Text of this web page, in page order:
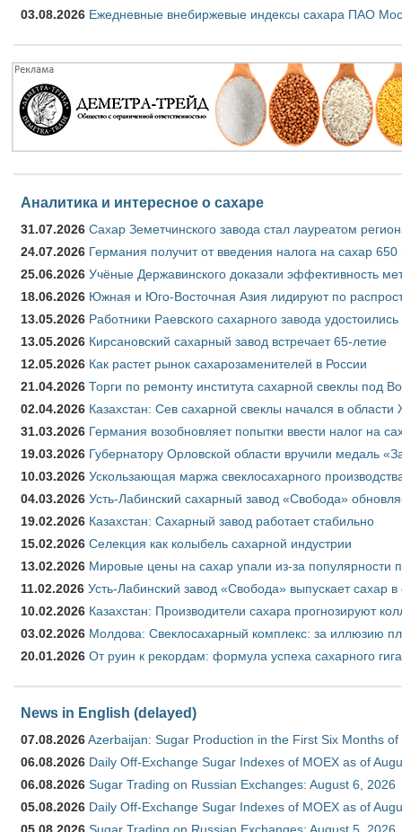
03.08.2026 Ежедневные внебиржевые индексы сахара ПАО
Аналитика и интересное о сахаре
31.07.2026 Сахар Земетчинского завода стал лауреатом
24.07.2026 Германия получит от введения налога на сахар
25.06.2026 Учёные Державинского доказали эффективность
18.06.2026 Южная и Юго-Восточная Азия лидируют по
13.05.2026 Работники Раевского сахарного завода удостоились
13.05.2026 Кирсановский сахарный завод встречает 65-летие
12.05.2026 Как растет рынок сахарозаменителей в России
21.04.2026 Торги по ремонту института сахарной свеклы под
02.04.2026 Казахстан: Сев сахарной свеклы начался в области
31.03.2026 Германия возобновляет попытки ввести налог на
19.03.2026 Губернатору Орловской области вручили медаль
10.03.2026 Ускользающая маржа свеклосахарного
04.03.2026 Усть-Лабинский сахарный завод «Свобода»
19.02.2026 Казахстан: Сахарный завод работает стабильно
15.02.2026 Селекция как колыбель сахарной индустрии
13.02.2026 Мировые цены на сахар упали из-за популярности
11.02.2026 Усть-Лабинский завод «Свобода» выпускает сахар в
10.02.2026 Казахстан: Производители сахара прогнозируют
03.02.2026 Молдова: Свеклосахарный комплекс: за иллюзию
20.01.2026 От руин к рекордам: формула успеха сахарного
News in English (delayed)
07.08.2026Azerbaijan: Sugar Production in the First Six Months of
06.08.2026 Daily Off-Exchange Sugar Indexes of MOEX as of
06.08.2026 Sugar Trading on Russian Exchanges: August 6, 2026
05.08.2026 Daily Off-Exchange Sugar Indexes of MOEX as of